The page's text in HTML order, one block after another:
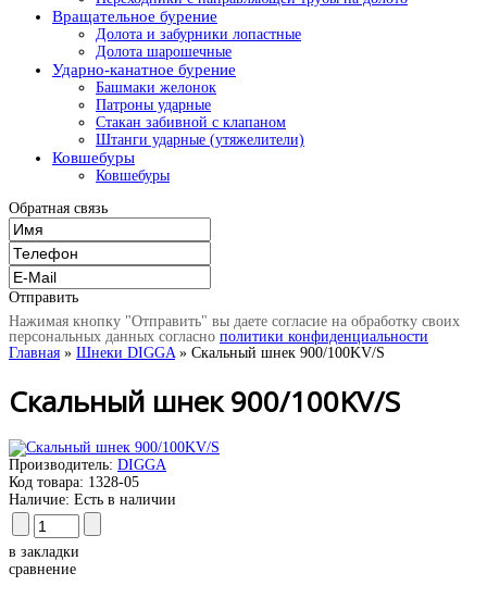
Вращательное бурение
Долота и забурники лопастные
Долота шарошечные
Ударно-канатное бурение
Башмаки желонок
Патроны ударные
Стакан забивной с клапаном
Штанги ударные (утяжелители)
Ковшебуры
Ковшебуры
Обратная связь
Отправить
Нажимая кнопку "Отправить" вы даете согласие на обработку своих
персональных данных согласно политики конфиденциальности
Главная » Шнеки DIGGA» Скальный шнек 900/100KV/S
Скальный шнек 900/100KV/S
Производитель: DIGGA
Код товара: 1328-05
Наличие: Есть в наличии
в закладки
сравнение